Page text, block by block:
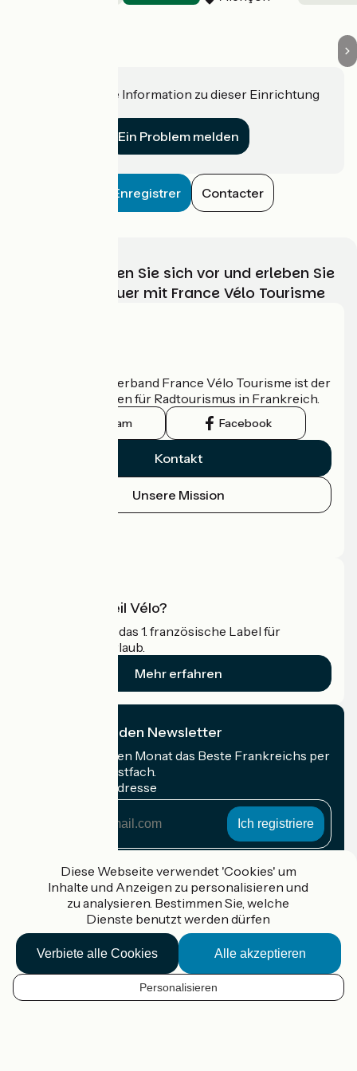
DE
Haben Sie eine Information zu dieser Einrichtung
Ein Problem melden
Enregistrer Contacter
Wählen, bereiten Sie sich vor und erleben Sie
Ihr Radabenteuer mit France Vélo Tourisme
Der nationale Verband France Vélo Tourisme ist der
offizielle Leitfaden für Radtourismus in Frankreich.
Instagram Facebook
Kontakt
Unsere Mission
Was ist Accueil Vélo?
Accueil Vélo ist das 1. französische Label für
Radfahrer im Urlaub.
Mehr erfahren
Ich abonniere den Newsletter
Erhalten Sie jeden Monat das Beste Frankreichs per
Rad in Ihrem Postfach.
Meine E-Mail-Adresse
Adresse
Gefördert im Rahmen von Destination France
Accueil Vélo Pro
Kontakt
Rechtliche Informationen
Diese Webseite verwendet 'Cookies' um
Inhalte und Anzeigen zu personalisieren und
zu analysieren. Bestimmen Sie, welche
Dienste benutzt werden dürfen
Alle akzeptieren
Verbiete alle Cookies
Personalisieren